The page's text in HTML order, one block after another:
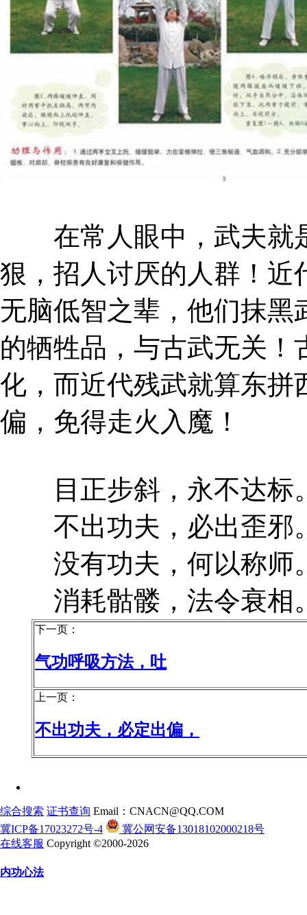
在常人眼中，武夫就
狠，招人讨厌的人群！近
无脑低智之辈，他们抹
的牺牲品，与古武无关！
化，而近代残武就算东拼
偏，免得走火入魔！
目正步斜，永不达标
不出功夫，必出歪邪
没有功夫，何以称师
消耗骷髅，法令衰相
下一页：
气功呼吸方法，吐
上一页：
不出功夫，必定出偏，
综合搜索 证书查询 Email：CNACN@QQ.COM
冀ICP备17023272号-4
冀公网安备13018102000218号
在线客服 Copyright ©2000-2026
内功心法